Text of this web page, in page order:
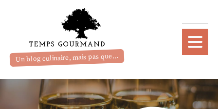
Un blog culinaire, mais pas que...